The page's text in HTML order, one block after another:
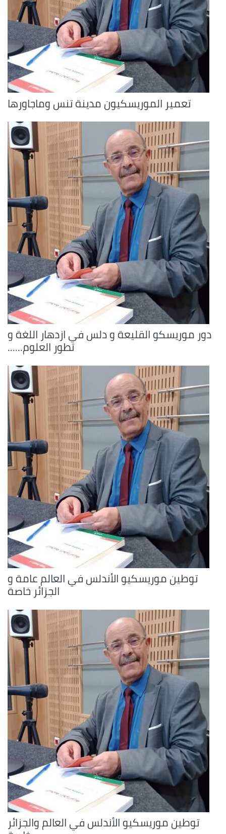
تعمير الموريسكيون مدينة تنس وماجاورها
دور موريسكو القليعة و دلس في ازدهار اللغة و
تطور العلوم......
توطين موريسكيو الأندلس في العالم عامة و
الجزائر خاصة
توطين موريسكيو الأندلس في العالم والجزائر